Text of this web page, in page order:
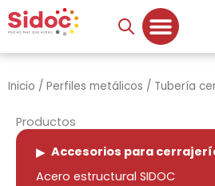
al
contenido
Inicio / Perfiles metálicos / Tubería
Productos
Accesorios para
Acero estructural SIDOC